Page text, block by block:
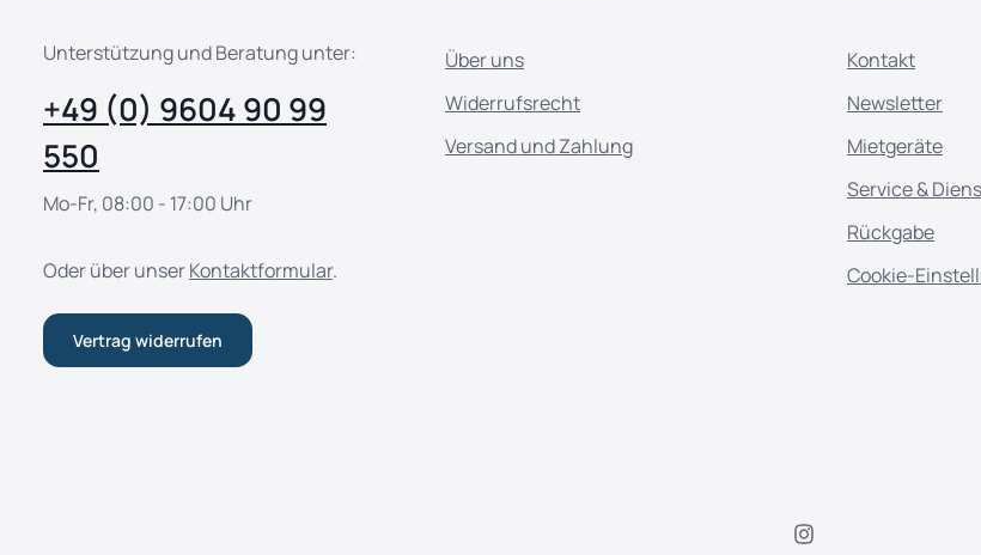
Unterstützung und Beratung unter:
+49 (0) 9604 90 99
550
Mo-Fr, 08:00 - 17:00 Uhr
Oder über unserKontaktformular.
Vertrag widerrufen
Über uns
Widerrufsrecht
Versand und Zahlung
Kontakt
Newsletter
Mietgeräte
Service &
Rückgabe
Cookie-